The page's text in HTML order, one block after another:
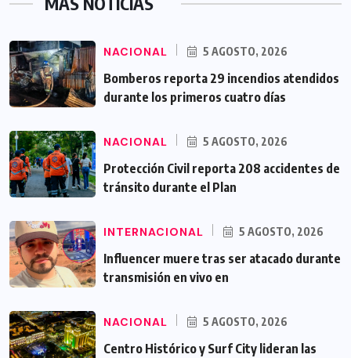
NACIONAL 5 AGOSTO, 2026
Bomberos reporta 29 incendios atendidos
durante los primeros cuatro días
NACIONAL 5 AGOSTO, 2026
Protección Civil reporta 208 accidentes de
tránsito durante el Plan
INTERNACIONAL 5 AGOSTO, 2026
Influencer muere tras ser atacado durante
transmisión en vivo en
NACIONAL 5 AGOSTO, 2026
Centro Histórico y Surf City lideran las